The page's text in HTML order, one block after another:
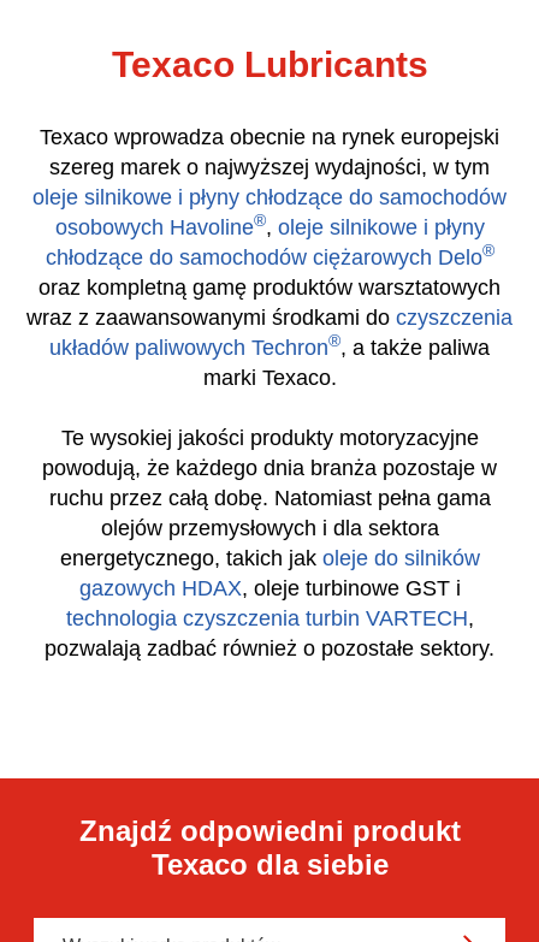
Texaco Lubricants
Texaco wprowadza obecnie na rynek europejski
szereg marek o najwyższej wydajności, w tym
oleje silnikowe i płyny chłodzące do samochodów
osobowych Havoline
,oleje silnikowe i płyny
chłodzące do samochodów ciężarowych Delo
oraz kompletną gamę produktów warsztatowych
wraz z zaawansowanymi środkami do
marki Texaco.
Te wysokiej jakości produkty motoryzacyjne
powodują, że każdego dnia branża pozostaje w
ruchu przez całą dobę. Natomiast pełna gama
olejów przemysłowych i dla sektora
energetycznego, takich jakoleje do silników
gazowych HDAX, oleje turbinowe GST i
Texaco dla siebie